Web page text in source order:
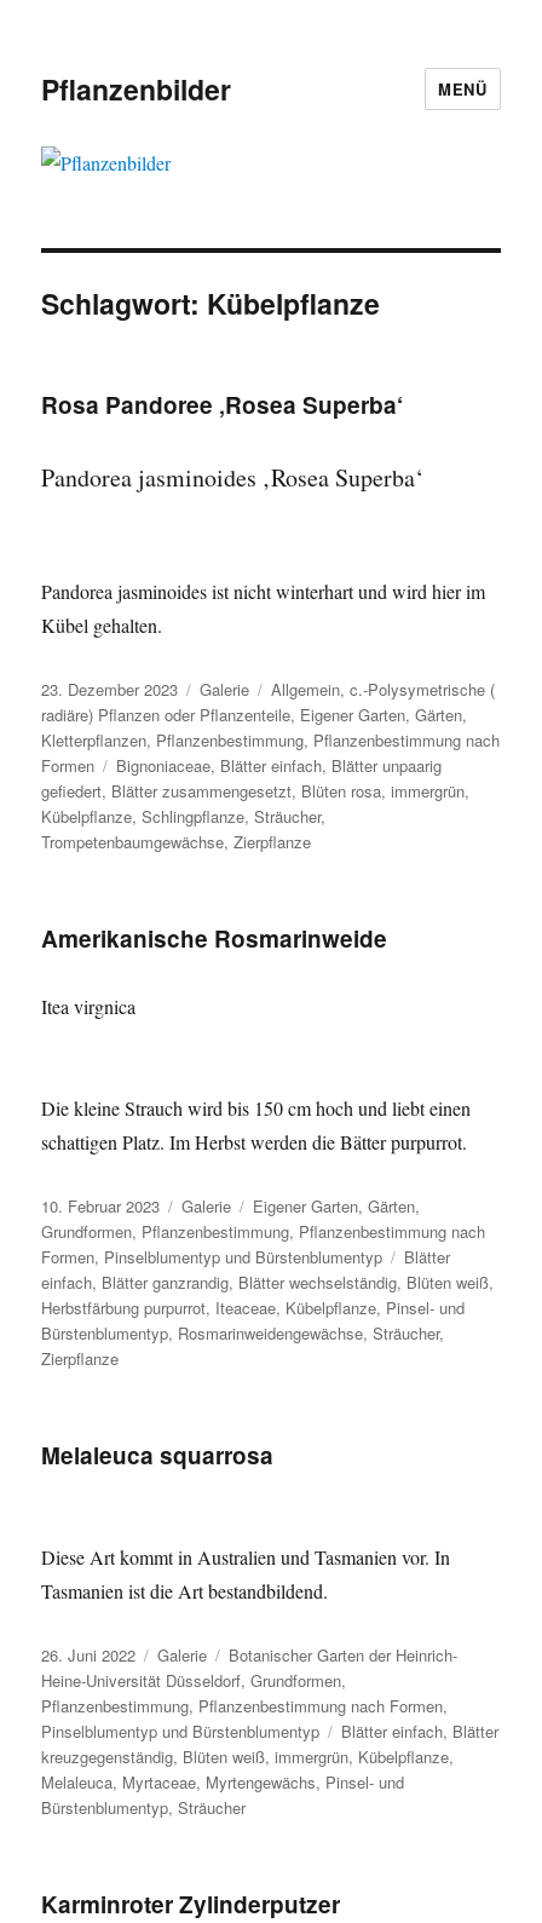
Pflanzenbilder MENÜ
Schlagwort: Kübelpflanze
Rosa Pandoree ‚Rosea Superba‘
Pandorea jasminoides ‚Rosea Superba‘
Pandorea jasminoides ist nicht winterhart und wird hier im
Kübel gehalten.
Veröffentlicht
am
23. Dezember 2023 Format
Galerie Kategorien
Allgemein,c.-Polysymetrische (
radiäre) Pflanzen oder Pflanzenteile, Eigener Garten,Gärten,
Kletterpflanzen, Pflanzenbestimmung, Pflanzenbestimmung nach
Formen
Schlagwörter
Bignoniaceae, Blätter einfach, Blätter unpaarig
gefiedert, Blätter zusammengesetzt, Blüten rosa,immergrün,
Kübelpflanze,Schlingpflanze,Sträucher,
Trompetenbaumgewächse,Zierpflanze
Amerikanische Rosmarinweide
Itea virgnica
Die kleine Strauch wird bis 150 cm hoch und liebt einen
schattigen Platz. Im Herbst werden die Bätter purpurrot.
Veröffentlicht
am
10. Februar 2023 Format
Galerie Kategorien
Eigener Garten,Gärten,
Grundformen, Pflanzenbestimmung, Pflanzenbestimmung nach
Formen, Pinselblumentyp und Bürstenblumentyp Schlagwörter
Blätter
einfach, Blätter ganzrandig, Blätter wechselständig, Blüten weiß,
Herbstfärbung purpurrot, Iteaceae, Kübelpflanze, Pinsel- und
Bürstenblumentyp, Rosmarinweidengewächse,Sträucher,
Zierpflanze
Melaleuca squarrosa
Diese Art kommt in Australien und Tasmanien vor. In
Tasmanien ist die Art bestandbildend.
Veröffentlicht
am
26. Juni 2022 Format
Galerie Kategorien
Botanischer Garten der Heinrich-
Heine-Universität Düsseldorf,Grundformen,
Pflanzenbestimmung, Pflanzenbestimmung nach Formen,
Pinselblumentyp und Bürstenblumentyp
Schlagwörter
Blätter einfach, Blätter
kreuzgegenständig, Blüten weiß,immergrün, Kübelpflanze,
Melaleuca, Myrtaceae, Myrtengewächs, Pinsel- und
Bürstenblumentyp,Sträucher
Karminroter Zylinderputzer